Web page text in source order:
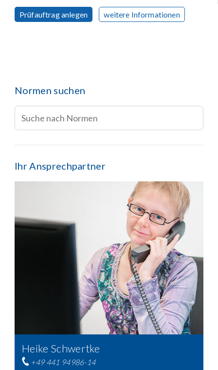
Prüfauftrag anlegen weitere Informationen
Normen suchen
Ihr Ansprechpartner
Heike Schwertke
+49 441 94986-14